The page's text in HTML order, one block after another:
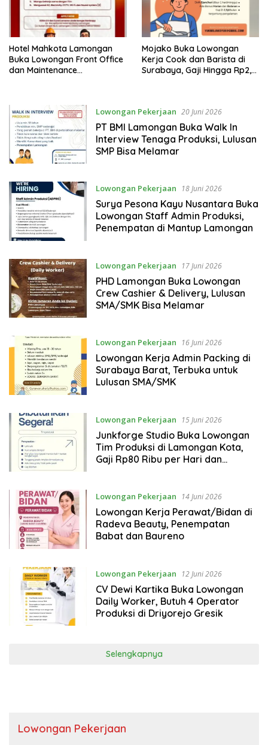
Hotel Mahkota Lamongan
Buka Lowongan Front Office
dan Maintenance
Mojako Buka Lowongan
Kerja Cook dan Barista di
Surabaya, Gaji Hingga Rp2,5
Lowongan Pekerjaan 20 Juni 2026
PT BMI Lamongan Buka Walk In
Interview Tenaga Produksi, Lulusan
SMP Bisa Melamar
Lowongan Pekerjaan 18 Juni 2026
Surya Pesona Kayu Nusantara Buka
Lowongan Staff Admin Produksi,
Penempatan di Mantup Lamongan
Lowongan Pekerjaan 17 Juni 2026
PHD Lamongan Buka Lowongan
Crew Cashier & Delivery, Lulusan
SMA/SMK Bisa Melamar
Lowongan Pekerjaan 16 Juni 2026
Lowongan Kerja Admin Packing di
Surabaya Barat, Terbuka untuk
Lulusan SMA/SMK
Lowongan Pekerjaan 15 Juni 2026
Junkforge Studio Buka Lowongan
Tim Produksi di Lamongan Kota,
Gaji Rp80 Ribu per Hari dan
Lowongan Pekerjaan 14 Juni 2026
Lowongan Kerja Perawat/Bidan di
Radeva Beauty, Penempatan
Babat dan Baureno
Lowongan Pekerjaan 12 Juni 2026
CV Dewi Kartika Buka Lowongan
Daily Worker, Butuh 4 Operator
Produksi di Driyorejo Gresik
Selengkapnya
Lowongan Pekerjaan